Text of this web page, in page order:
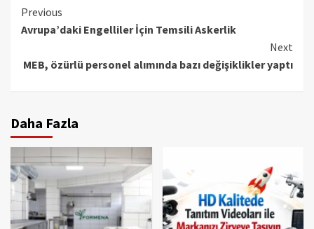
Continue
Reading
Previous
Avrupa’daki Engelliler İçin Temsili Askerlik
Next
MEB, özürlü personel alımında bazı değişiklikler yaptı
Daha Fazla